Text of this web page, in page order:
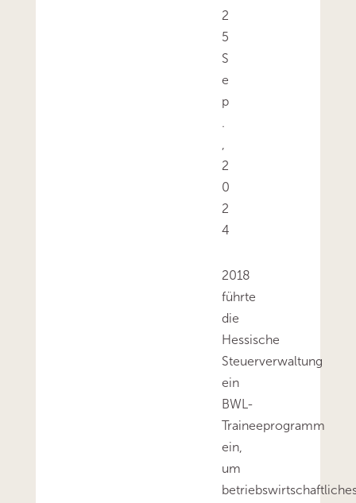
2
5
S
e
p
.
,
2
0
2
4
2018
führte
die
Hessische
Steuerverwaltung
ein
BWL-
Traineeprogramm
ein,
um